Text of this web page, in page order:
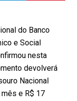
do Banco
e Social
nesta
devolverá
Nacional
e R$ 17